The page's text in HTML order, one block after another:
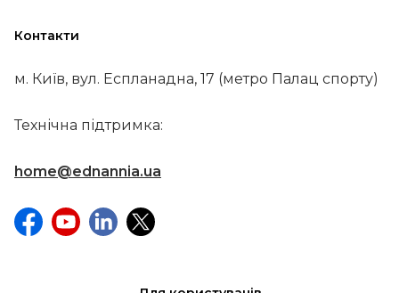
Контакти
м. Київ, вул. Еспланадна, 17 (метро Палац спорту)
Технічна підтримка:
home@ednannia.ua